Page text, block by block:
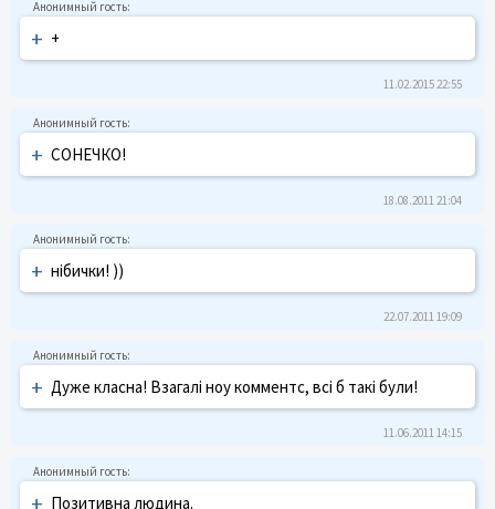
+ +
11.02.2015 22:55
+ СОНЕЧКО!
18.08.2011 21:04
+ нібички! ))
22.07.2011 19:09
+ Дуже класна! Взагалі ноу комментс, всі б такі були!
11.06.2011 14:15
+ Позитивна людина.